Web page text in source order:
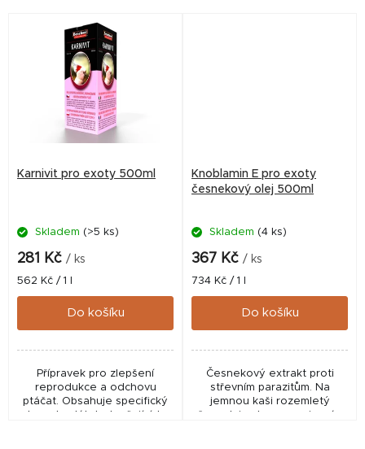
Karnivit pro exoty 500ml
Skladem (>5 ks)
281 Kč / ks
Měrná
cena:
562 Kč / 1 l
Do košíku
Přípravek pro zlepšení
reprodukce a odchovu
ptáčat. Obsahuje specifický
Knoblamin E pro exoty
česnekový olej 500ml
Skladem (4 ks)
367 Kč / ks
Měrná
cena:
734 Kč / 1 l
Do košíku
Česnekový extrakt proti
střevním parazitům. Na
jemnou kaši rozemletý